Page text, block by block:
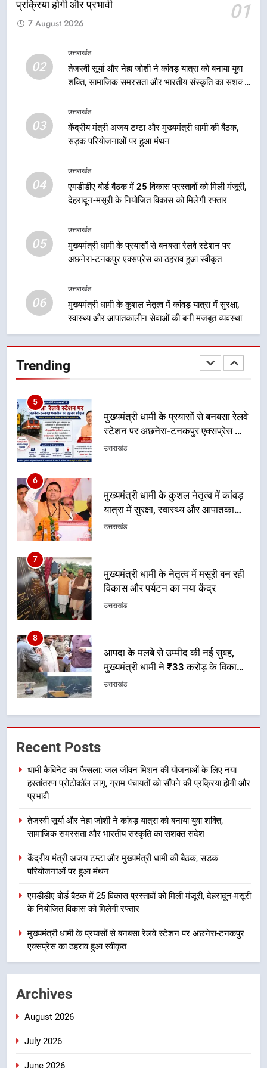
प्रक्रिया होगी और प्रभावी
01
7 August 2026
02
उत्तराखंड
तेजस्वी सूर्या और नेहा जोशी ने कांवड़ यात्रा को बनाया युवा
शक्ति, सामाजिक समरसता और भारतीय संस्कृति का सशक्त
03
उत्तराखंड
केंद्रीय मंत्री अजय टम्टा और मुख्यमंत्री धामी की बैठक,
सड़क परियोजनाओं पर हुआ मंथन
04
उत्तराखंड
एमडीडीए बोर्ड बैठक में 25 विकास प्रस्तावों को मिली मंजूरी,
देहरादून-मसूरी के नियोजित विकास को मिलेगी रफ्तार
05
उत्तराखंड
मुख्यमंत्री धामी के प्रयासों से बनबसा रेलवे स्टेशन पर
अछनेरा-टनकपुर एक्सप्रेस का ठहराव हुआ स्वीकृत
06
उत्तराखंड
मुख्यमंत्री धामी के कुशल नेतृत्व में कांवड़ यात्रा में सुरक्षा,
स्वास्थ्य और आपातकालीन सेवाओं की बनी मजबूत व्यवस्था
Trending
आपदा के मलबे से उम्मीद की नई सुबह,
मुख्यमंत्री धामी ने ₹33 करोड़ के विकास
1
धामी कैबिनेट का फैसला: जल जीवन
की प्रक्रिया होगी और प्रभावी
समरसता और भारतीय संस्कृति का सशक्त
संदेश
उत्तराखंड
केंद्रीय मंत्री अजय टम्टा और मुख्यमंत्री
धामी की बैठक, सड़क परियोजनाओं पर
4
एमडीडीए बोर्ड बैठक में 25 विकास प्रस्तावों
को मिली मंजूरी, देहरादून-मसूरी के
नियोजित विकास को मिलेगी रफ्तार
स्टेशन पर अछनेरा-टनकपुर एक्सप्रेस का
ठहराव हुआ स्वीकृत
उत्तराखंड
6
यात्रा में सुरक्षा, स्वास्थ्य और आपातकालीन
सेवाओं की बनी मजबूत व्यवस्था
उत्तराखंड
7
विकास और पर्यटन का नया केंद्र
उत्तराखंड
8
मुख्यमंत्री धामी ने ₹33 करोड़ के विकास
और राहत कार्यों से धराली को फिर खड़ा
कर बनाया भरोसे का प्रतीक
उत्तराखंड
1
धामी कैबिनेट का फैसला: जल जीवन
मिशन की योजनाओं के लिए नया हस्तांतरण
2
समरसता और भारतीय संस्कृति का सशक्त
संदेश
उत्तराखंड
3
केंद्रीय मंत्री अजय टम्टा और मुख्यमंत्री
हुआ मंथन
उत्तराखंड
4
एमडीडीए बोर्ड बैठक में 25 विकास प्रस्तावों
को मिली मंजूरी, देहरादून-मसूरी के
5
Recent Posts
धामी कैबिनेट का फैसला: जल जीवन मिशन की योजनाओं के लिए नया
हस्तांतरण प्रोटोकॉल लागू, ग्राम पंचायतों को सौंपने की प्रक्रिया होगी और
प्रभावी
तेजस्वी सूर्या और नेहा जोशी ने कांवड़ यात्रा को बनाया युवा शक्ति,
सामाजिक समरसता और भारतीय संस्कृति का सशक्त संदेश
केंद्रीय मंत्री अजय टम्टा और मुख्यमंत्री धामी की बैठक, सड़क
परियोजनाओं पर हुआ मंथन
एमडीडीए बोर्ड बैठक में 25 विकास प्रस्तावों को मिली मंजूरी, देहरादून-मसूरी
के नियोजित विकास को मिलेगी रफ्तार
मुख्यमंत्री धामी के प्रयासों से बनबसा रेलवे स्टेशन पर अछनेरा-टनकपुर
एक्सप्रेस का ठहराव हुआ स्वीकृत
Archives
August 2026
July 2026
June 2026